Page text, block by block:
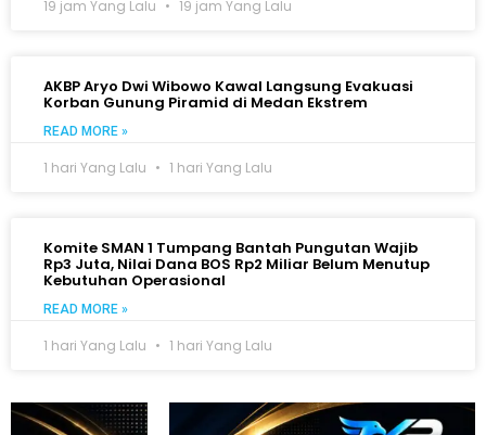
19 jam Yang Lalu 19 jam Yang Lalu
AKBP Aryo Dwi Wibowo Kawal Langsung Evakuasi
Korban Gunung Piramid di Medan Ekstrem
READ MORE »
1 hari Yang Lalu 1 hari Yang Lalu
Komite SMAN 1 Tumpang Bantah Pungutan Wajib
Rp3 Juta, Nilai Dana BOS Rp2 Miliar Belum Menutup
Kebutuhan Operasional
READ MORE »
1 hari Yang Lalu 1 hari Yang Lalu